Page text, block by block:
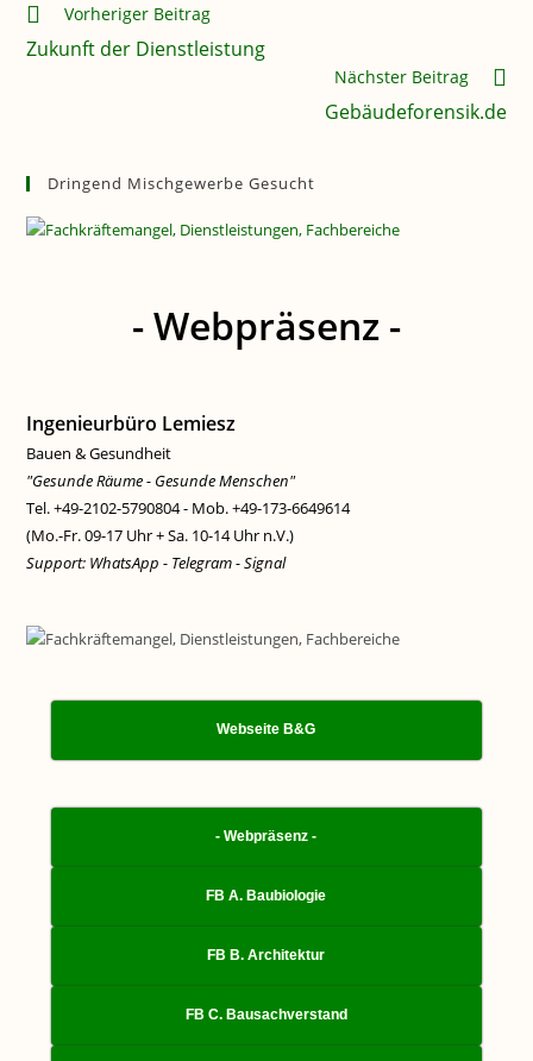
Weitere
Artikel
ansehen
Vorheriger Beitrag
Zukunft der Dienstleistung
Nächster Beitrag
Gebäudeforensik.de
Dringend Mischgewerbe Gesucht
- Webpräsenz -
Ingenieurbüro Lemiesz
Bauen & Gesundheit
"Gesunde Räume - Gesunde Menschen"
Tel. +49-2102-5790804 - Mob. +49-173-6649614
(Mo.-Fr. 09-17 Uhr + Sa. 10-14 Uhr n.V.)
Support: WhatsApp - Telegram - Signal
Webseite B&G
- Webpräsenz -
FB A. Baubiologie
FB B. Architektur
FB C. Bausachverstand